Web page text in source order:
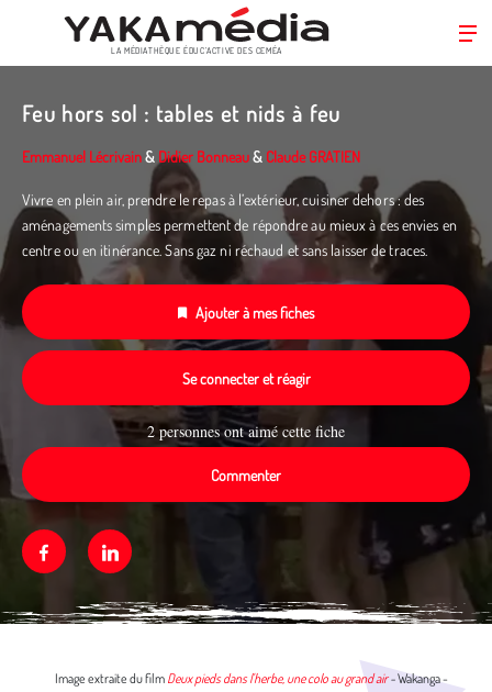
principal
LA MÉDIATHÈQUE ÉDUC’ACTIVE DES CEMÉA
Feu hors sol : tables et nids à feu
Emmanuel Lécrivain& Didier Bonneau& Claude GRATIEN
Vivre en plein air, prendre le repas à l’extérieur, cuisiner dehors : des
aménagements simples permettent de répondre au mieux à ces envies en
centre ou en itinérance. Sans gaz ni réchaud et sans laisser de traces.
Ajouter à mes fiches
Se connecter et réagir
2 personnes ont aimé cette fiche
Commenter
FacebookLinkedin
Image extraite du film Deux pieds dans l'herbe, une colo au grand air-Wakanga -